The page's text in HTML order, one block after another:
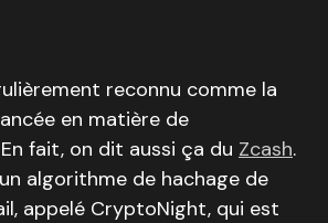
reconnu comme la
en matière de
fait, on dit aussi ça du Zcash.
algorithme de hachage de
appelé CryptoNight, qui est